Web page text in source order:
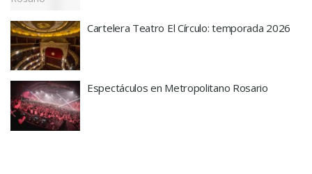
Cartelera Teatro El Círculo: temporada 2026
Espectáculos en Metropolitano Rosario